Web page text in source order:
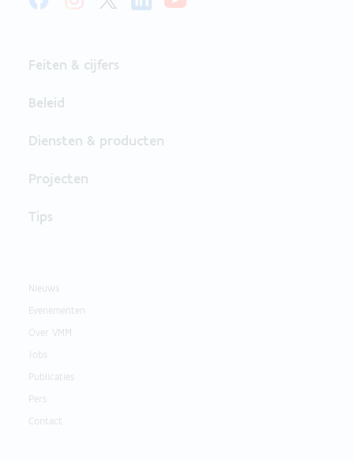
Feiten & cijfers
Beleid
Diensten & producten
Projecten
Tips
Nieuws
Evenementen
Over VMM
Jobs
Publicaties
Pers
Contact